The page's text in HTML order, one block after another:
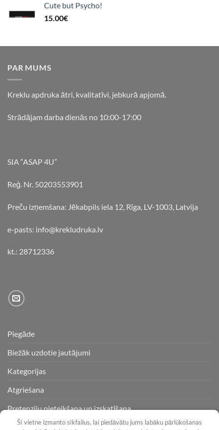
Cute but Psycho!
15.00€
PAR MUMS
Kreklu apdruka ātri, kvalitatīvi, jebkurā apjomā.
Strādājam darba dienās no 10:00-17:00
SIA “ASAP 4U”
Reģ. Nr. 50203553901
Preču izņemšana: Jēkabpils iela 12, Rīga, LV-1003, Latvija
e-pasts: info@krekludruka.lv
kt.: 28712336
Piegāde
Biežāk uzdotie jautājumi
Kategorijas
Atgriešana
Pretenziju pieteikšana un izskatīšana
Šī vietne izmanto sīkfailus, lai piedāvātu jums labāku pārlūkošanas